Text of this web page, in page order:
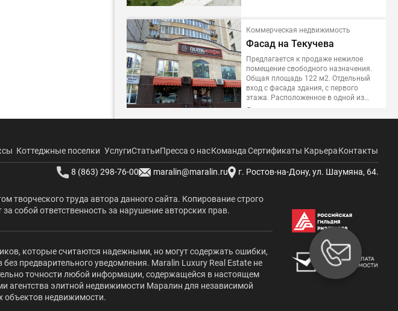
Коммерческая недвижимость
Фасад на Текучева
Предлагается к продаже нежилое
помещение свободного назначения.
Общая площадь 122 м2. Отдельный
вход с фасада здания, с первого
этажа. Расположенное в одной из
самых востребованных деловых
локаций Ростова-на-Дону - на
Этот дом создан для тех, кто ценит
приватность, комфорт и качество
без компромиссов. Для тех, кто
предпочитает отдыхать дома не
хуже, чем в хорошем загородном
клубе. Для тех, кто понимает
разницу между обычным ремонтом
и пространством, где каждая деталь
выбрана осознанно.
Мясниковский район, ул.
Красноармейская
29 900 000 ₽ НОВЫЙ ДОМ
Коттеджные поселки УслугиСтатьиПресса о насКомандаСертификаты КарьераКонтакты
8 (863) 298-76-00 maralin@maralin.ru г. Ростов-на-Дону, ул. Шаумяна, 64.
творческого труда автора данного сайта. Копирование строго
собой ответственность за нарушение авторских прав.
которые считаются надежными, но могут содержать ошибки,
предварительного уведомления. Maralin Luxury Real Estate не
точности любой информации, содержащейся в настоящем
агентства элитной недвижимости Маралин для независимой
объектов недвижимости.